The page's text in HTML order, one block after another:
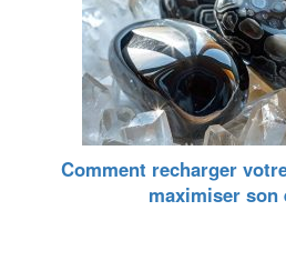
Comment recharger
maximiser son